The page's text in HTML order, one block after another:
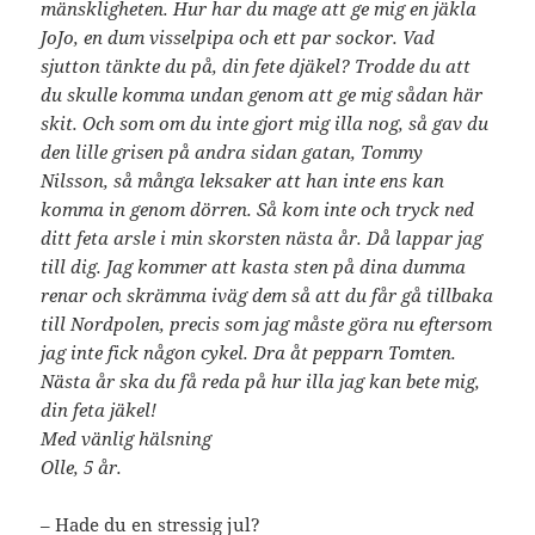
mänskligheten. Hur har du mage att ge mig en jäkla
JoJo, en dum visselpipa och ett par sockor. Vad
sjutton tänkte du på, din fete djäkel? Trodde du att
du skulle komma undan genom att ge mig sådan här
skit. Och som om du inte gjort mig illa nog, så gav du
den lille grisen på andra sidan gatan, Tommy
Nilsson, så många leksaker att han inte ens kan
komma in genom dörren. Så kom inte och tryck ned
ditt feta arsle i min skorsten nästa år. Då lappar jag
till dig. Jag kommer att kasta sten på dina dumma
renar och skrämma iväg dem så att du får gå tillbaka
till Nordpolen, precis som jag måste göra nu eftersom
jag inte fick någon cykel. Dra åt pepparn Tomten.
Nästa år ska du få reda på hur illa jag kan bete mig,
din feta jäkel!
Med vänlig hälsning
Olle, 5 år.
– Hade du en stressig jul?